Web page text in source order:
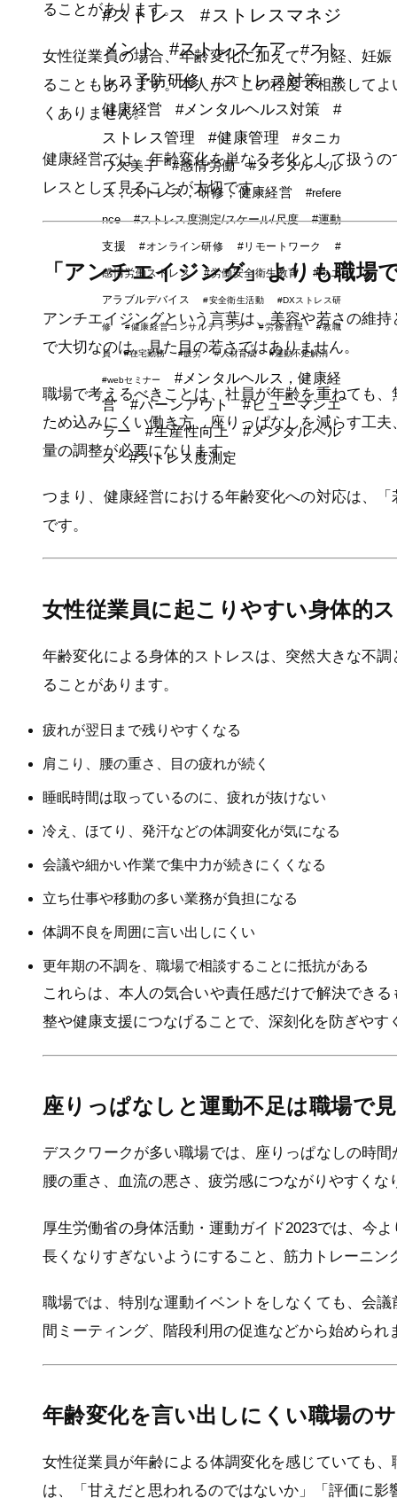
ることがあります。
女性従業員の場合、年齢変化に加えて、月経、妊
ることもあります。本人が「この程度で相談して
くありません。
健康経営では、年齢変化を単なる老化として扱う
レスとして見ることが大切です。
「アンチエイジング」よりも職場
アンチエイジングという言葉は、美容や若さの維
で大切なのは、見た目の若さではありません。
職場で考えるべきことは、社員が年齢を重ねても
ため込みにくい働き方、座りっぱなしを減らす工
量の調整が必要になります。
つまり、健康経営における年齢変化への対応は、
です。
女性従業員に起こりやすい身体的
年齢変化による身体的ストレスは、突然大きな不
ることがあります。
疲れが翌日まで残りやすくなる
肩こり、腰の重さ、目の疲れが続く
睡眠時間は取っているのに、疲れが抜けない
冷え、ほてり、発汗などの体調変化が気になる
会議や細かい作業で集中力が続きにくくなる
立ち仕事や移動の多い業務が負担になる
体調不良を周囲に言い出しにくい
更年期の不調を、職場で相談することに抵抗がある
これらは、本人の気合いや責任感だけで解決でき
整や健康支援につなげることで、深刻化を防ぎやす
座りっぱなしと運動不足は職場で
デスクワークが多い職場では、座りっぱなしの時
腰の重さ、血流の悪さ、疲労感につながりやすくな
厚生労働省の身体活動・運動ガイド2023では、今
長くなりすぎないようにすること、筋力トレーニ
職場では、特別な運動イベントをしなくても、会
間ミーティング、階段利用の促進などから始められ
年齢変化を言い出しにくい職場の
女性従業員が年齢による体調変化を感じていても
は、「甘えだと思われるのではないか」「評価に
#ストレス
#ストレスマネジ
メント
#ストレスケア
#スト
レス予防研修
#ストレス対策
#
健康経営
#メンタルヘルス対策
#
ストレス管理
#健康管理
#タニカ
ワ久美子
#感情労働
#メンタルヘル
ス，ストレス，研修，健康経営
#refere
nce
#ストレス度測定/スケール/尺度
#運動
支援
#オンライン研修 #リモートワーク #
感情労働ストレス #労働安全衛生教育 #ウエ
アラブルデバイス #安全衛生活動 #DXストレス研
修 #健康経営コンサルティング #労務管理 #教職
員 #在宅勤務 #疲労 #人材育成 #運動不足解消
#webセミナー
#メンタルヘルス，健康経
営
#バーンアウト
#ヒューマンエ
ラー
#生産性向上
#メンタルヘル
ス
#ストレス度測定